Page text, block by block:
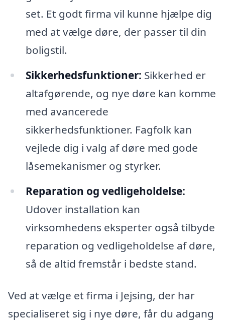
set. Et godt firma vil kunne hjælpe dig
med at vælge døre, der passer til din
boligstil.
Sikkerhedsfunktioner: Sikkerhed er
altafgørende, og nye døre kan komme
med avancerede
sikkerhedsfunktioner. Fagfolk kan
vejlede dig i valg af døre med gode
låsemekanismer og styrker.
Reparation og vedligeholdelse:
Udover installation kan
virksomhedens eksperter også tilbyde
reparation og vedligeholdelse af døre,
så de altid fremstår i bedste stand.
Ved at vælge et firma i Jejsing, der har
specialiseret sig i nye døre, får du adgang